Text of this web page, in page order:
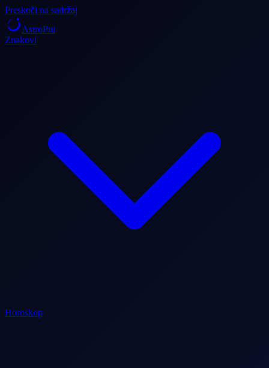
Preskoči na sadržaj
AstroPut
Znakovi
Horoskop